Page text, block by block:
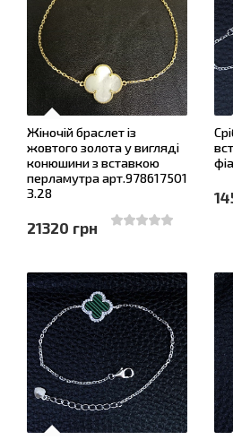
Жіночій браслет із
жовтого золота у вигляді
конюшини з вставкою
перламутра арт.978617501
3.28
21320 грн